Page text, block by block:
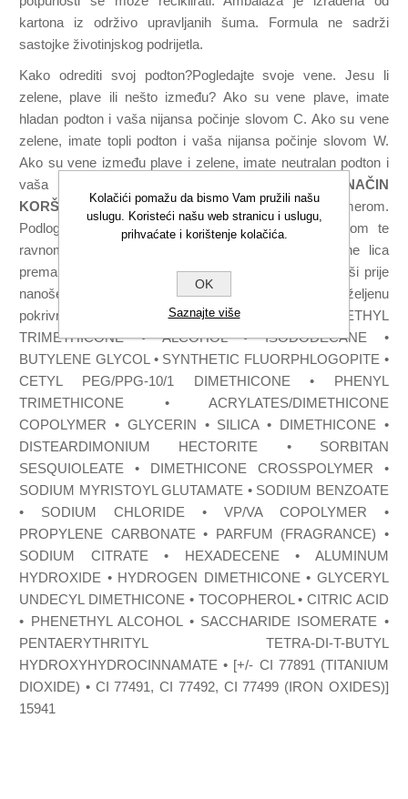
kartona iz održivo upravljanih šuma. Formula ne sadrži
sastojke životinjskog podrijetla.
Kako odrediti svoj podton?Pogledajte svoje vene. Jesu li
zelene, plave ili nešto između? Ako su vene plave, imate
hladan podton i vaša nijansa počinje slovom C. Ako su vene
zelene, imate topli podton i vaša nijansa počinje slovom W.
Ako su vene između plave i zelene, imate neutralan podton i
vaša nijansa počinje slovom N.
NAČIN
KORŠTENJA:Pripremite ten svojim omiljenim primerom.
Podlogu nanesite kistom #118 ili HD skin spužvicom te
ravnomjerno aplicirajte kružnim pokretima od sredine lica
prema vanjskom dijelu lica. Pustite prvi sloj da se osuši prije
nanošenja drugog sloja kako biste izgradili željenu
pokrivnost.
SASTOJCI: AQUA (WATER) • METHYL
TRIMETHICONE • ALCOHOL • ISODODECANE •
BUTYLENE GLYCOL • SYNTHETIC FLUORPHLOGOPITE •
CETYL PEG/PPG-10/1 DIMETHICONE • PHENYL
TRIMETHICONE • ACRYLATES/DIMETHICONE
COPOLYMER • GLYCERIN • SILICA • DIMETHICONE •
DISTEARDIMONIUM HECTORITE • SORBITAN
SESQUIOLEATE • DIMETHICONE CROSSPOLYMER •
SODIUM MYRISTOYL GLUTAMATE • SODIUM BENZOATE
• SODIUM CHLORIDE • VP/VA COPOLYMER •
PROPYLENE CARBONATE • PARFUM (FRAGRANCE) •
SODIUM CITRATE • HEXADECENE • ALUMINUM
HYDROXIDE • HYDROGEN DIMETHICONE • GLYCERYL
UNDECYL DIMETHICONE • TOCOPHEROL • CITRIC ACID
• PHENETHYL ALCOHOL • SACCHARIDE ISOMERATE •
PENTAERYTHRITYL TETRA-DI-T-BUTYL
HYDROXYHYDROCINNAMATE • [+/- CI 77891 (TITANIUM
DIOXIDE) • CI 77491, CI 77492, CI 77499 (IRON OXIDES)]
15941
Kolačići pomažu da bismo Vam pružili našu
uslugu. Koristeći našu web stranicu i uslugu,
prihvaćate i korištenje kolačića.
OK
Saznajte više